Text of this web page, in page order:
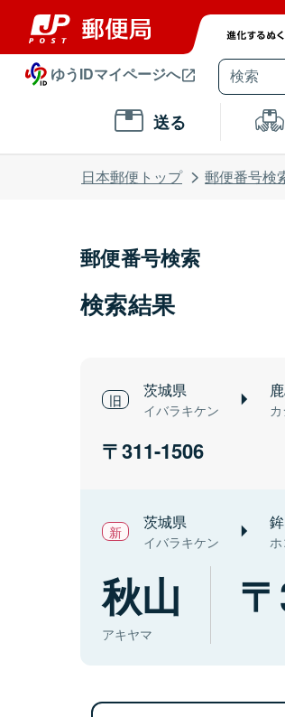
ゆうIDマイページへ
送る
日本郵便トップ 郵便番号検
郵便番号検索
検索結果
茨城県
イバラキケン
311-1506
茨城県
イバラキケン
秋山
アキヤマ